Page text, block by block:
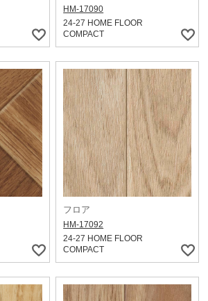
HM-17090
24-27 HOME FLOOR
COMPACT
フロア
HM-17092
24-27 HOME FLOOR
COMPACT